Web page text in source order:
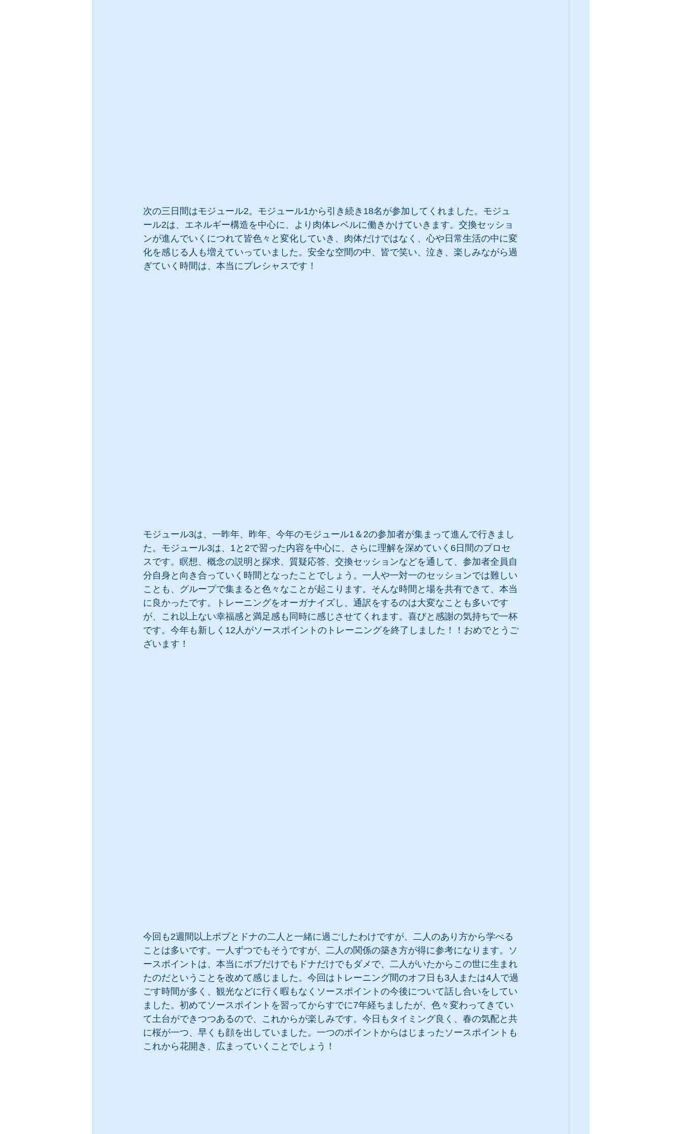
次の三日間はモジュール2。モジュール1から引き続き18名が参加してくれました。モジュ
ール2は、エネルギー構造を中心に、より肉体レベルに働きかけていきます。交換セッショ
ンが進んでいくにつれて皆色々と変化していき、肉体だけではなく、心や日常生活の中に変
化を感じる人も増えていっていました。安全な空間の中、皆で笑い、泣き、楽しみながら過
ぎていく時間は、本当にプレシャスです！
モジュール3は、一昨年、昨年、今年のモジュール1＆2の参加者が集まって進んで行きまし
た。モジュール3は、1と2で習った内容を中心に、さらに理解を深めていく6日間のプロセ
スです。瞑想、概念の説明と探求、質疑応答、交換セッションなどを通して、参加者全員自
分自身と向き合っていく時間となったことでしょう。一人や一対一のセッションでは難しい
ことも、グループで集まると色々なことが起こります。そんな時間と場を共有できて、本当
に良かったです。トレーニングをオーガナイズし、通訳をするのは大変なことも多いです
が、これ以上ない幸福感と満足感も同時に感じさせてくれます。喜びと感謝の気持ちで一杯
です。今年も新しく12人がソースポイントのトレーニングを終了しました！！おめでとうご
ざいます！
今回も2週間以上ボブとドナの二人と一緒に過ごしたわけですが、二人のあり方から学べる
ことは多いです。一人ずつでもそうですが、二人の関係の築き方が得に参考になります。ソ
ースポイントは、本当にボブだけでもドナだけでもダメで、二人がいたからこの世に生まれ
たのだということを改めて感じました。今回はトレーニング間のオフ日も3人または4人で過
ごす時間が多く、観光などに行く暇もなくソースポイントの今後について話し合いをしてい
ました。初めてソースポイントを習ってからすでに7年経ちましたが、色々変わってきてい
て土台ができつつあるので、これからが楽しみです。今日もタイミング良く、春の気配と共
に桜が一つ、早くも顔を出していました。一つのポイントからはじまったソースポイントも
これから花開き、広まっていくことでしょう！